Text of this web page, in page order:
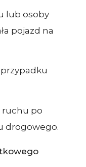
lub osoby
pojazd na
ruchu po
drogowego.